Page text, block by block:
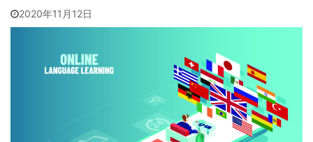
2020年11月12日